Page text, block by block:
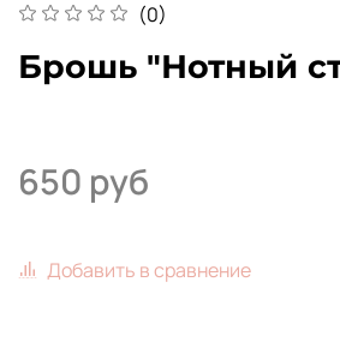
(0)
Брошь "Нотный
650 руб
Добавить в сравнение